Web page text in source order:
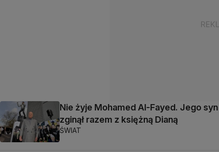
Nie żyje Mohamed Al-Fayed. Jego syn
zginął razem z księżną Dianą
ŚWIAT